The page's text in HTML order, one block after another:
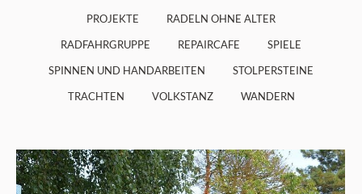
PROJEKTE
RADELN OHNE ALTER
RADFAHRGRUPPE
REPAIRCAFE
SPIELE
SPINNEN UND HANDARBEITEN
STOLPERSTEINE
TRACHTEN
VOLKSTANZ WANDERN